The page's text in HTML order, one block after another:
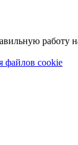
работу
файлов cookie